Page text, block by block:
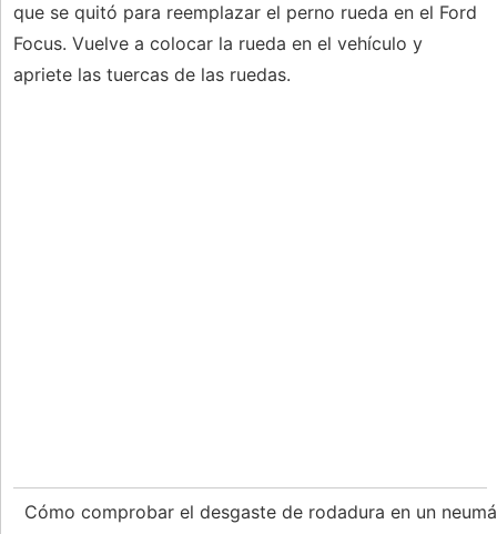
que se quitó para reemplazar el perno rueda en el Ford
Focus. Vuelve a colocar la rueda en el vehículo y
apriete las tuercas de las ruedas.
Cómo comprobar el desgaste de rodadura en un